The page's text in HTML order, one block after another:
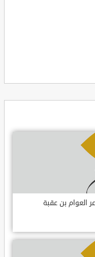
العوام بن عقبة